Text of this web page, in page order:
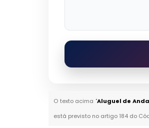
O texto acima "Aluguel de
está previsto no artigo 184 do